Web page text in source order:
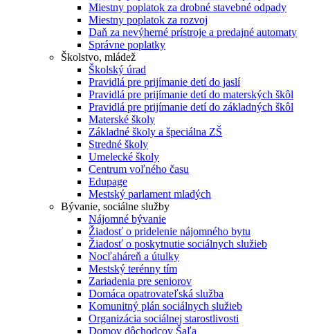
Miestny poplatok za drobné stavebné odpady
Miestny poplatok za rozvoj
Daň za nevýherné prístroje a predajné automaty
Správne poplatky
Školstvo, mládež
Školský úrad
Pravidlá pre prijímanie detí do jaslí
Pravidlá pre prijímanie detí do materských škôl
Pravidlá pre prijímanie detí do základných škôl
Materské školy
Základné školy a špeciálna ZŠ
Stredné školy
Umelecké školy
Centrum voľného času
Edupage
Mestský parlament mladých
Bývanie, sociálne služby
Nájomné bývanie
Žiadosť o pridelenie nájomného bytu
Žiadosť o poskytnutie sociálnych služieb
Nocľaháreň a útulky
Mestský terénny tím
Zariadenia pre seniorov
Domáca opatrovateľská služba
Komunitný plán sociálnych služieb
Organizácia sociálnej starostlivosti
Domov dôchodcov Šaľa